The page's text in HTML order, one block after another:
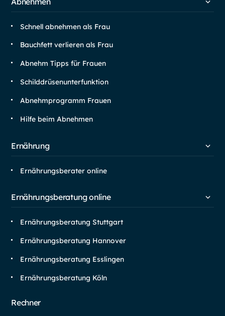
Schnell abnehmen als Frau
Bauchfett verlieren als Frau
Abnehm Tipps für Frauen
Schilddrüsen­unterfunktion
Abnehm­programm Frauen
Hilfe beim Abnehmen
Ernährung
Ernährungsberater online
Ernährungsberatung online
Ernährungsberatung Stuttgart
Ernährungsberatung Hannover
Ernährungsberatung Esslingen
Ernährungsberatung Köln
Rechner